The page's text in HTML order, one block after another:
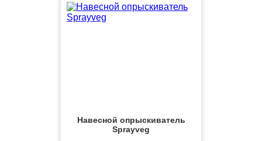
Навесной опрыскиватель
Sprayveg